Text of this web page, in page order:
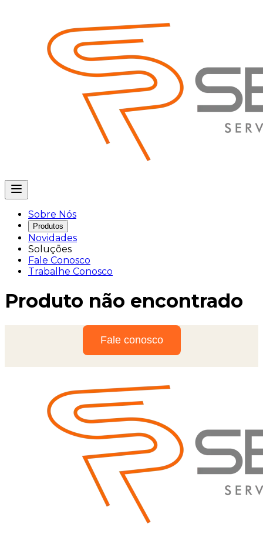
Sobre Nós
Produtos
Novidades
Soluções
Fale Conosco
Trabalhe Conosco
Produto não encontrado
Fale conosco